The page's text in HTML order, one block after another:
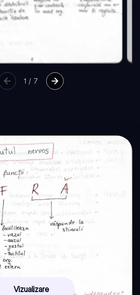
1 / 7
Vizualizare